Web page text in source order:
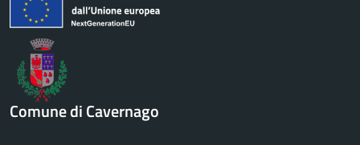
Comune di Cavernago